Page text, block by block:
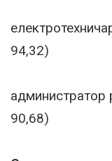
94,32)
администратор
90,68)